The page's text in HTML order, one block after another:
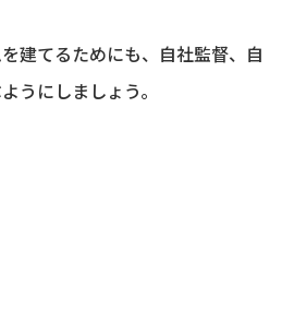
建てるためにも、自社監督、自
うにしましょう。